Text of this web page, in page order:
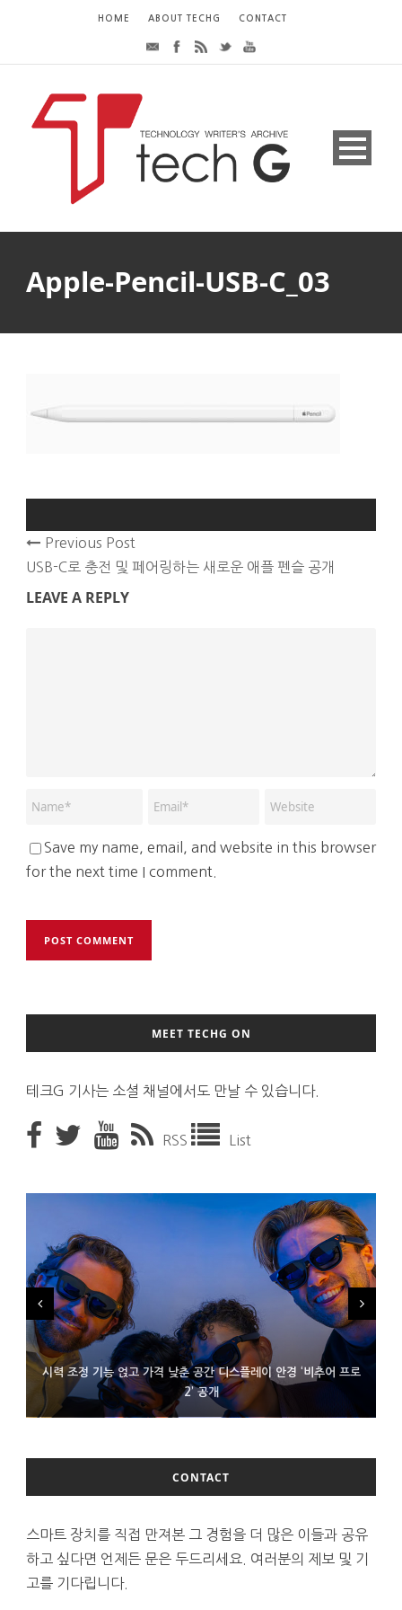
HOME ABOUT TECHG CONTACT
Apple-Pencil-USB-C_03
Previous Post
USB-C로 충전 및 페어링하는 새로운 애플 펜슬 공개
LEAVE A REPLY
Save my name, email, and website in this browser
for the next time I comment.
MEET TECHG ON
테크G 기사는 소셜 채널에서도 만날 수 있습니다.
RSS List
시력 조정 기능 얹고 가격 낮춘 공간 디스플레이 안경 ‘비추어 프로
2’ 공개
D램 부족에 10억달러어치 아이폰18 프로세서 패키징 대기 중
300~400달러 반지형 스피커 준비하는 오픈AI
CONTACT
스마트 장치를 직접 만져본 그 경험을 더 많은 이들과 공유
하고 싶다면 언제든 문은 두드리세요. 여러분의 제보 및 기
고를 기다립니다.